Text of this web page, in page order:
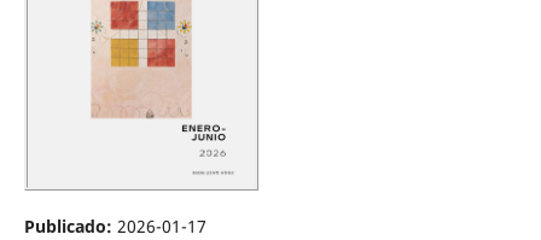
Publicado: 2026-01-17